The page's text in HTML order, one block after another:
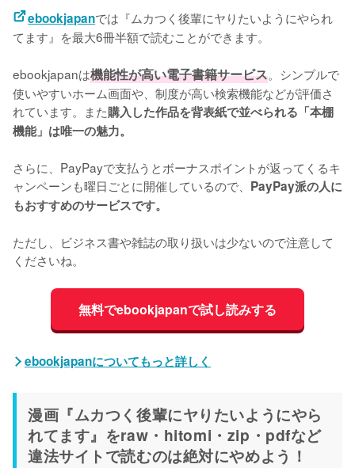
ebookjapanでは『ムカつく後輩にヤりたいようにやられ
てます』を最大6冊半額で読むことができます。
ebookjapanは機能性が高い電子書籍サービス。シンプルで
使いやすいホーム画面や、制度が高い検索機能などが評価さ
れています。また購入した作品を背表紙で並べられる「本棚
機能」は唯一の魅力。
さらに、PayPayで支払うとボーナスポイントが返ってくるキ
ャンペーンも曜日ごとに開催しているので、 PayPay派の人に
もおすすめのサービスです。
ただし、ビジネス書や雑誌の取り扱いは少ないので注意して
くださいね。
無料でebookjapanで試し読みする
ebookjapanについてもっと詳しく
漫画『ムカつく後輩にヤりたいようにやら
れてます』をraw・hitomi・zip・pdfなど
違法サイトで読むのは絶対にやめよう！